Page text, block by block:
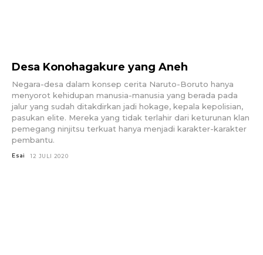
Desa Konohagakure yang Aneh
Negara-desa dalam konsep cerita Naruto-Boruto hanya
menyorot kehidupan manusia-manusia yang berada pada
jalur yang sudah ditakdirkan jadi hokage, kepala kepolisian,
pasukan elite. Mereka yang tidak terlahir dari keturunan klan
pemegang ninjitsu terkuat hanya menjadi karakter-karakter
pembantu.
Esai 12 JULI 2020